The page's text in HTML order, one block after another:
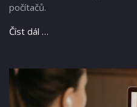
počítačů.
Číst dál …